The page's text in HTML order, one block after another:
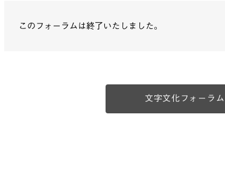
このフォーラムは終了いたしました。
文字文化フォーラ